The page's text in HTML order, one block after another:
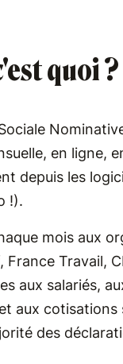
quoi ?
en ligne,
depuis les
!).
mois aux
France Travail,
aux salariés,
aux cotisations
des